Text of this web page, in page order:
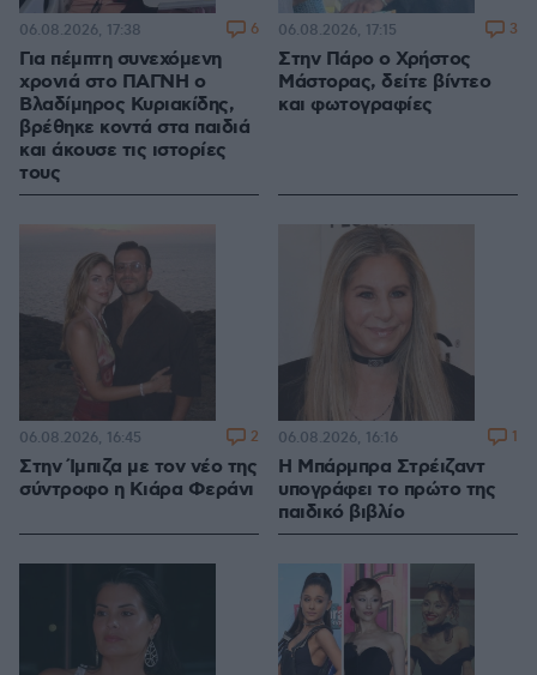
Για πέμπτη συνεχόμενη
χρονιά στο ΠΑΓΝΗ ο
Βλαδίμηρος Κυριακίδης,
βρέθηκε κοντά στα παιδιά
και άκουσε τις ιστορίες
τους
06.08.2026, 17:38 6
Στην Πάρο ο Χρήστος
Μάστορας, δείτε βίντεο
και φωτογραφίες
06.08.2026, 17:15 3
Στην Ίμπιζα με τον νέο της
σύντροφο η Κιάρα Φεράνι
06.08.2026, 16:45 2
Η Μπάρμπρα Στρέιζαντ
υπογράφει το πρώτο της
παιδικό βιβλίο
06.08.2026, 16:16 1